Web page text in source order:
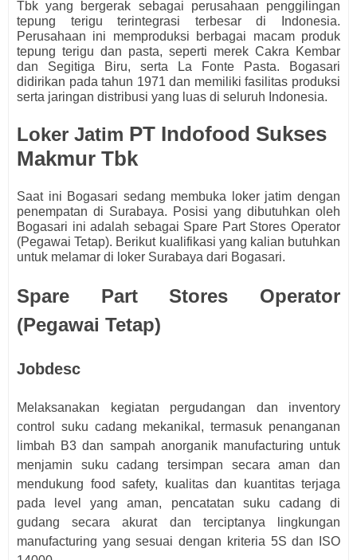
Tbk yang bergerak sebagai perusahaan penggilingan
tepung terigu terintegrasi terbesar di Indonesia.
Perusahaan ini memproduksi berbagai macam produk
tepung terigu dan pasta, seperti merek Cakra Kembar
dan Segitiga Biru, serta La Fonte Pasta. Bogasari
didirikan pada tahun 1971 dan memiliki fasilitas produksi
serta jaringan distribusi yang luas di seluruh Indonesia.
Loker Jatim PT Indofood Sukses
Makmur Tbk
Saat ini Bogasari sedang membuka loker jatim dengan
penempatan di Surabaya. Posisi yang dibutuhkan oleh
Bogasari ini adalah sebagai Spare Part Stores Operator
(Pegawai Tetap). Berikut kualifikasi yang kalian butuhkan
untuk melamar di loker Surabaya dari Bogasari.
Spare Part Stores Operator
(Pegawai Tetap)
Jobdesc
Melaksanakan kegiatan pergudangan dan inventory
control suku cadang mekanikal, termasuk penanganan
limbah B3 dan sampah anorganik manufacturing untuk
menjamin suku cadang tersimpan secara aman dan
mendukung food safety, kualitas dan kuantitas terjaga
pada level yang aman, pencatatan suku cadang di
gudang secara akurat dan terciptanya lingkungan
manufacturing yang sesuai dengan kriteria 5S dan ISO